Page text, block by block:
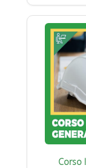
Corso